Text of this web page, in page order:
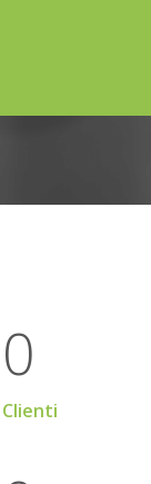
0
Clienti